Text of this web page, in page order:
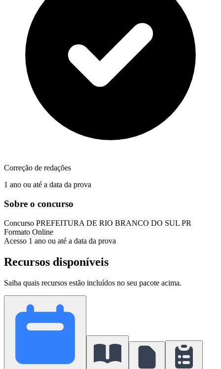
Correção de redações
1 ano ou até a data da prova
Sobre o concurso
Concurso PREFEITURA DE RIO BRANCO DO SUL PR
Formato Online
Acesso 1 ano ou até a data da prova
Recursos disponíveis
Saiba quais recursos estão incluídos no seu pacote acima.